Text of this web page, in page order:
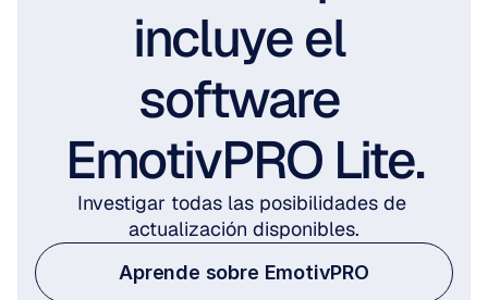
incluye el
software
EmotivPRO Lite.
Investigar todas las posibilidades de
actualización disponibles.
Aprende sobre EmotivPRO